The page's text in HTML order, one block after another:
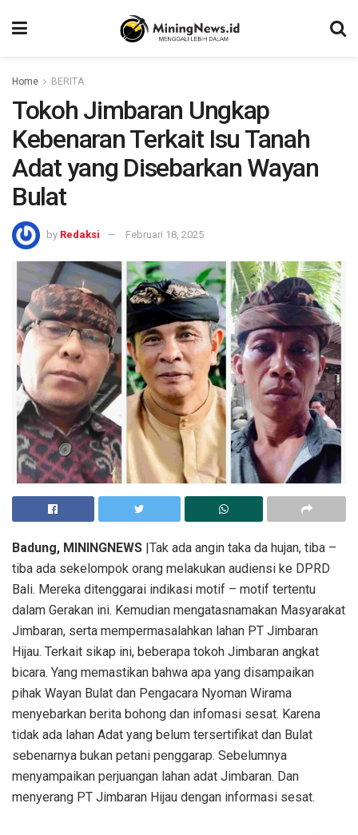
Home BERITA
Tokoh Jimbaran Ungkap
Kebenaran Terkait Isu Tanah
Adat yang Disebarkan Wayan
Bulat
by Redaksi Februari 18, 2025
(Dari kiri ke kanan) Made Sudita, Wayan Sukamta dan I Made Eben.
Badung, MININGNEWS |Tak ada angin taka da hujan, tiba –
tiba ada sekelompok orang melakukan audiensi ke DPRD
Bali. Mereka ditenggarai indikasi motif – motif tertentu
dalam Gerakan ini. Kemudian mengatasnamakan Masyarakat
Jimbaran, serta mempermasalahkan lahan PT Jimbaran
Hijau. Terkait sikap ini, beberapa tokoh Jimbaran angkat
bicara. Yang memastikan bahwa apa yang disampaikan
pihak Wayan Bulat dan Pengacara Nyoman Wirama
menyebarkan berita bohong dan infomasi sesat. Karena
tidak ada lahan Adat yang belum tersertifikat dan Bulat
sebenarnya bukan petani penggarap. Sebelumnya
menyampaikan perjuangan lahan adat Jimbaran. Dan
menyerang PT Jimbaran Hijau dengan informasi sesat.